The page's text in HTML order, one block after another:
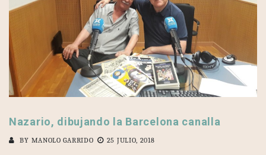
Nazario, dibujando la Barcelona canalla
BY MANOLO GARRIDO 25 JULIO, 2018